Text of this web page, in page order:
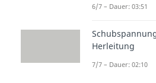
Die vier
6/7 – Dauer: 03:51
Herleitung
7/7 – Dauer: 02:10